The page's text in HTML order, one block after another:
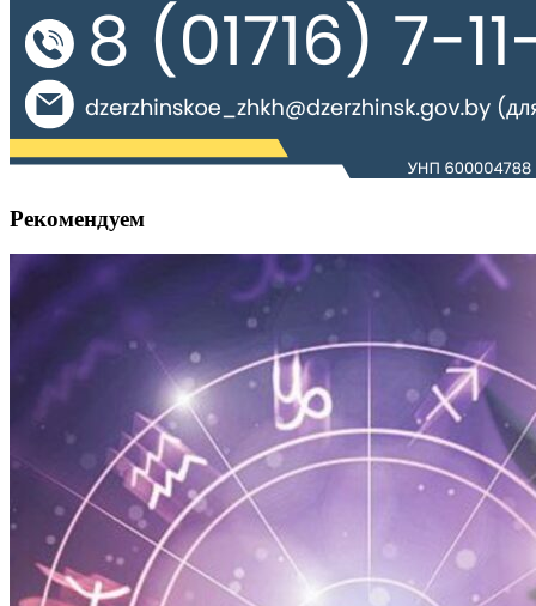
Рекомендуем